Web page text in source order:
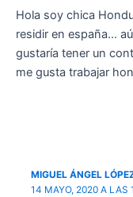
Hola soy chica
residir en españa…
gustaría tener un
me gusta trabajar
MIGUEL ÁNGEL
14 MAYO, 2020 A LAS